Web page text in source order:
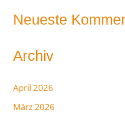
Neueste
Archiv
April 2026
März 2026